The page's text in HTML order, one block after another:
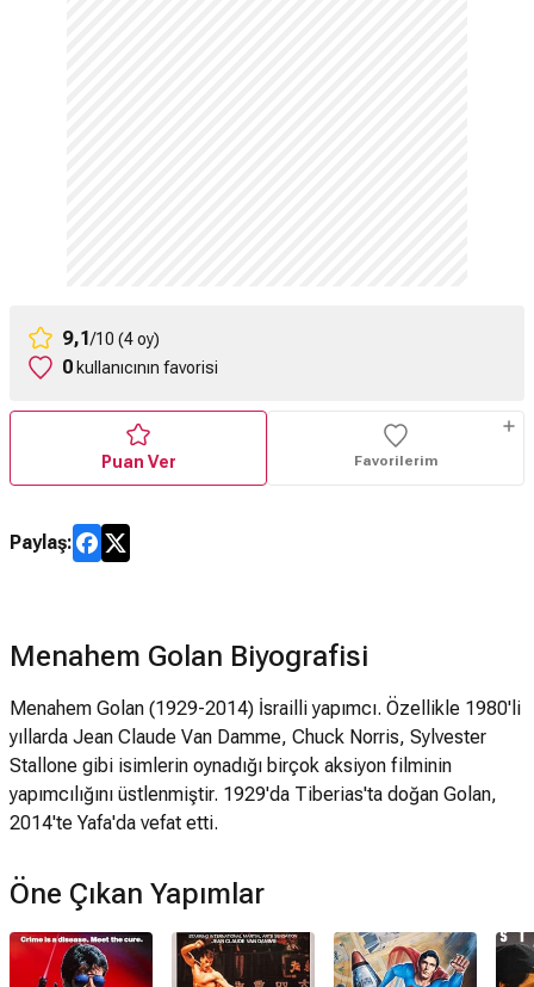
9,1/10 (4 oy)
0 kullanıcının favorisi
Puan Ver Favorilerim
Paylaş:
Menahem Golan Biyografisi
Menahem Golan (1929-2014) İsrailli yapımcı. Özellikle 1980'li
yıllarda Jean Claude Van Damme, Chuck Norris, Sylvester
Stallone gibi isimlerin oynadığı birçok aksiyon filminin
yapımcılığını üstlenmiştir. 1929'da Tiberias'ta doğan Golan,
2014'te Yafa'da vefat etti.
Öne Çıkan Yapımlar